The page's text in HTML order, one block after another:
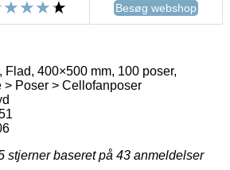
Besøg webshop
Flad, 400×500 mm, 100 poser,
> Poser > Cellofanposer
stjerner baseret på 43 anmeldelser